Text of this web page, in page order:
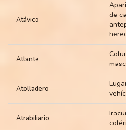
Atávico
de
Atlante
Atolladero
Atrabiliario